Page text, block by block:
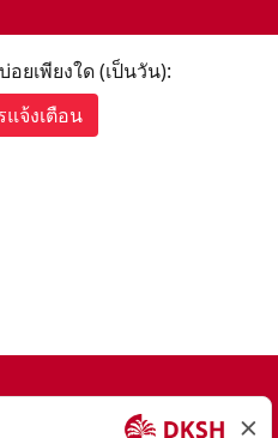
ยเพียงใด (เป็นวัน):
จ้งเตือน
Community